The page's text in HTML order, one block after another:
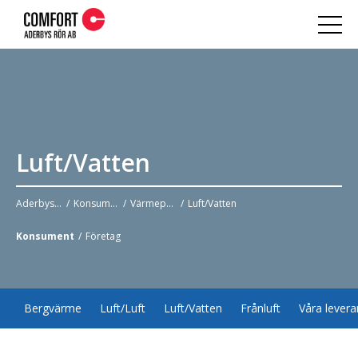
Luft/Vatten
Aderbys Rör Konsument Värmepump Luft/Vatten
Konsument Företag
Bergvärme Luft/Luft Luft/Vatten Frånluft Våra